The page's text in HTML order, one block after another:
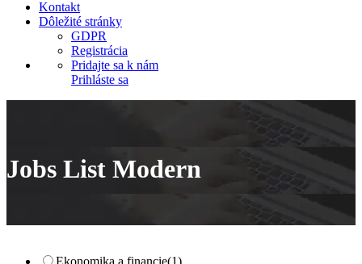
Kontakt
Dôležité stránky
GDPR
Registrácia
Pridajte sa k nám
Prihláste sa
Jobs List Modern
Ekonomika a financie(1)